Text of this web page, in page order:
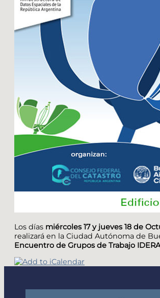
Los días miércoles 17 y jueves 18 de
realizará en la Ciudad Autónoma de
Encuentro de Grupos de Trabajo IDERA